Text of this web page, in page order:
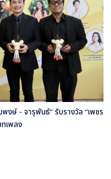
งษ์ - จารุพันธ์” รับรางวัล “เพชร
เพลง